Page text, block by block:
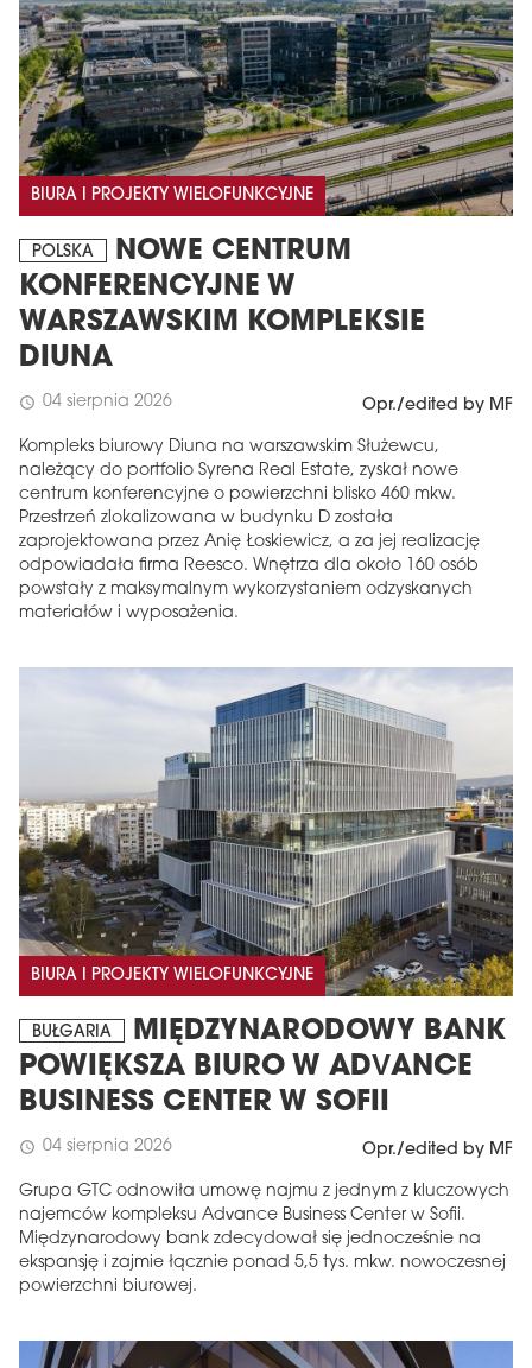
BIURA I PROJEKTY WIELOFUNKCYJNE
POLSKA
NOWE CENTRUM
KONFERENCYJNE W
WARSZAWSKIM KOMPLEKSIE
DIUNA
schedule 04 sierpnia 2026 Opr./edited by MF
Kompleks biurowy Diuna na warszawskim Służewcu,
należący do portfolio Syrena Real Estate, zyskał nowe
centrum konferencyjne o powierzchni blisko 460 mkw.
Przestrzeń zlokalizowana w budynku D została
zaprojektowana przez Anię Łoskiewicz, a za jej realizację
odpowiadała firma Reesco. Wnętrza dla około 160 osób
powstały z maksymalnym wykorzystaniem odzyskanych
materiałów i wyposażenia.
BIURA I PROJEKTY WIELOFUNKCYJNE
BUŁGARIA
MIĘDZYNARODOWY BANK
POWIĘKSZA BIURO W ADVANCE
BUSINESS CENTER W SOFII
schedule 04 sierpnia 2026 Opr./edited by MF
Grupa GTC odnowiła umowę najmu z jednym z kluczowych
najemców kompleksu Advance Business Center w Sofii.
Międzynarodowy bank zdecydował się jednocześnie na
ekspansję i zajmie łącznie ponad 5,5 tys. mkw. nowoczesnej
powierzchni biurowej.